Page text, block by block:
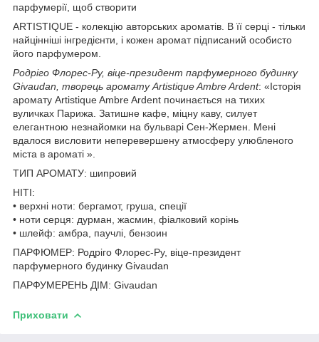
парфумерії, щоб створити
ARTISTIQUE - колекцію авторських ароматів. В її серці - тільки
найцінніші інгредієнти, і кожен аромат підписаний особисто
його парфумером.
Родріго Флорес-Ру, віце-президент парфумерного будинку
Givaudan, творець аромату Artistique Ambre Ardent: «Історія
аромату Artistique Ambre Ardent починається на тихих
вуличках Парижа. Затишне кафе, міцну каву, силует
елегантною незнайомки на бульварі Сен-Жермен. Мені
вдалося висловити неперевершену атмосферу улюбленого
міста в ароматі ».
ТИП АРОМАТУ: шипровий
НІТІ:
• верхні ноти: бергамот, груша, спеції
• ноти серця: дурман, жасмин, фіалковий корінь
• шлейф: амбра, паучлі, бензоин
ПАРФЮМЕР: Родріго Флорес-Ру, віце-президент
парфумерного будинку Givaudan
ПАРФУМЕРЕНЬ ДІМ: Givaudan
Приховати